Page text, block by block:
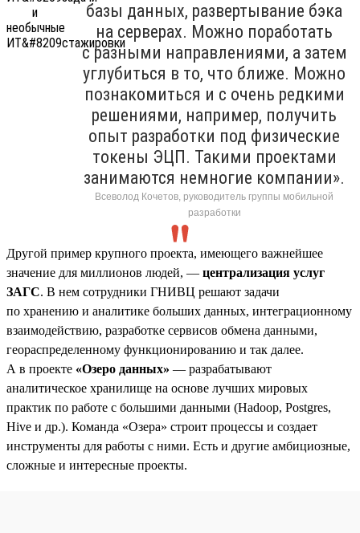
базы данных, развертывание бэка
на серверах. Можно поработать
с разными направлениями, а затем
углубиться в то, что ближе. Можно
познакомиться и с очень редкими
решениями, например, получить
опыт разработки под физические
токены ЭЦП. Такими проектами
занимаются немногие компании».
Всеволод Кочетов, руководитель группы мобильной
разработки
Другой пример крупного проекта, имеющего важнейшее
значение для миллионов людей, — централизация услуг
ЗАГС. В нем сотрудники ГНИВЦ решают задачи
по хранению и аналитике больших данных, интеграционному
взаимодействию, разработке сервисов обмена данными,
геораспределенному функционированию и так далее.
А в проекте «Озеро данных» — разрабатывают
аналитическое хранилище на основе лучших мировых
практик по работе с большими данными (Hadoop, Postgres,
Hive и др.). Команда «Озера» строит процессы и создает
инструменты для работы с ними. Есть и другие амбициозные,
сложные и интересные проекты.